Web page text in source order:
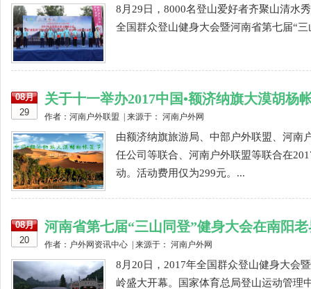
8月29日，8000名登山爱好者齐聚山清水
全国群众登山健身大会暨河南省第七届“
08月
29
关于十一举办2017中国•额济纳旗大漠胡杨
作者：河南户外联盟 | 来源于： 河南户外网
由额济纳旗旅游局、中部户外联盟、河南
任公司等联合、河南户外联盟等联合在
动。活动费用仅为299元。...
08月
20
河南省第七届“三山同登”健身大会在南阳
作者：户外网资讯中心 | 来源于： 河南户外网
8月20日，2017年全国群众登山健身大会
岭盛大开幕。国家体育总局登山运动管理